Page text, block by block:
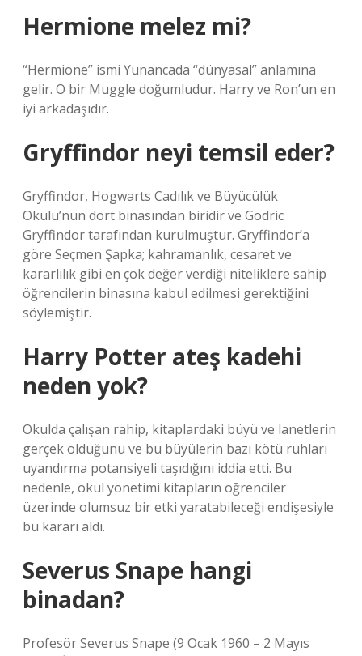
Hermione melez mi?
“Hermione” ismi Yunancada “dünyasal” anlamına
gelir. O bir Muggle doğumludur. Harry ve Ron’un en
iyi arkadaşıdır.
Gryffindor neyi temsil eder?
Gryffindor, Hogwarts Cadılık ve Büyücülük
Okulu’nun dört binasından biridir ve Godric
Gryffindor tarafından kurulmuştur. Gryffindor’a
göre Seçmen Şapka; kahramanlık, cesaret ve
kararlılık gibi en çok değer verdiği niteliklere sahip
öğrencilerin binasına kabul edilmesi gerektiğini
söylemiştir.
Harry Potter ateş kadehi
neden yok?
Okulda çalışan rahip, kitaplardaki büyü ve lanetlerin
gerçek olduğunu ve bu büyülerin bazı kötü ruhları
uyandırma potansiyeli taşıdığını iddia etti. Bu
nedenle, okul yönetimi kitapların öğrenciler
üzerinde olumsuz bir etki yaratabileceği endişesiyle
bu kararı aldı.
Severus Snape hangi
binadan?
Profesör Severus Snape (9 Ocak 1960 – 2 Mayıs